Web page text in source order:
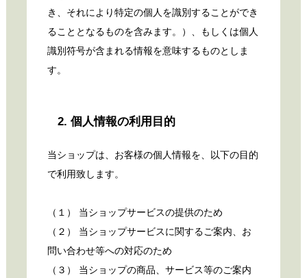
き、それにより特定の個人を識別することができ
ることとなるものを含みます。）、もしくは個人
識別符号が含まれる情報を意味するものとしま
す。
2. 個人情報の利用目的
当ショップは、お客様の個人情報を、以下の目的
で利用致します。
（１） 当ショップサービスの提供のため
（２） 当ショップサービスに関するご案内、お
問い合わせ等への対応のため
（３） 当ショップの商品、サービス等のご案内